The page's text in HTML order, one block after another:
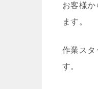
お客様
ます。
作業スタ
す。